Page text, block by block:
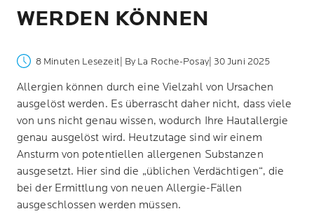
WERDEN KÖNNEN
8 Minuten Lesezeit | By La Roche-Posay| 30 Juni 2025
Allergien können durch eine Vielzahl von Ursachen
ausgelöst werden. Es überrascht daher nicht, dass viele
von uns nicht genau wissen, wodurch Ihre Hautallergie
genau ausgelöst wird. Heutzutage sind wir einem
Ansturm von potentiellen allergenen Substanzen
ausgesetzt. Hier sind die „üblichen Verdächtigen“, die
bei der Ermittlung von neuen Allergie-Fällen
ausgeschlossen werden müssen.